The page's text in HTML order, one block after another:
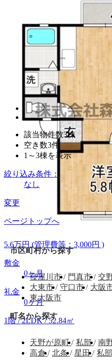
5.6万円 (管理費等：3,000円 )
敷金
0ヶ月
礼金
0ヶ月
1階 / 2LDK / 52.84㎡
該当物件数3棟
空き数3件
1～3棟を表示
絞り込み条件：
なし
変更
ページトップへ
市区町村から探す
寝屋川市 / 門真市 / 交
大東市 / 守口市 / 大阪
東大阪市
町名から探す
天野が原町/ 私部/ 南
高倉/ 北条/ 星田/ 私